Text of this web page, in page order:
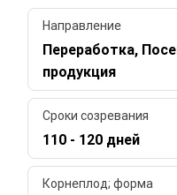
Направление
Переработка,
продукция
Сроки созревания
110 - 120 дней
Корнеплод; форма